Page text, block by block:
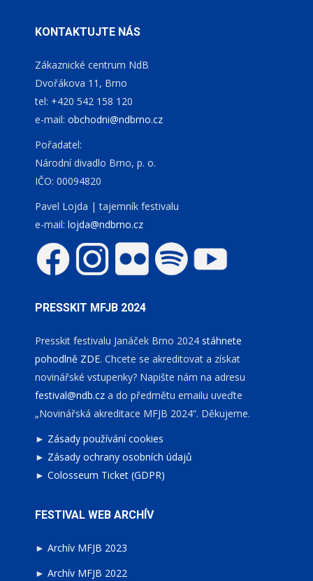
KONTAKTUJTE NÁS
Zákaznické centrum NdB
Dvořákova 11, Brno
tel: +420 542 158 120
e-mail: obchodni@ndbrno.cz
Pořadatel:
Národní divadlo Brno, p. o.
IČO: 00094820
Pavel Lojda | tajemník festivalu
e-mail: lojda@ndbrno.cz
PRESSKIT MFJB 2024
Presskit festivalu Janáček Brno 2024 stáhnete
pohodlně ZDE. Chcete se akreditovat a získat
novinářské vstupenky? Napište nám na adresu
festival@ndb.cz a do předmětu emailu uveďte
„Novinářská akreditace MFJB 2024“. Děkujeme.
► Zásady používání cookies
► Zásady ochrany osobních údajů
► Colosseum Ticket (GDPR)
FESTIVAL WEB ARCHÍV
► Archív MFJB 2023
► Archív MFJB 2022